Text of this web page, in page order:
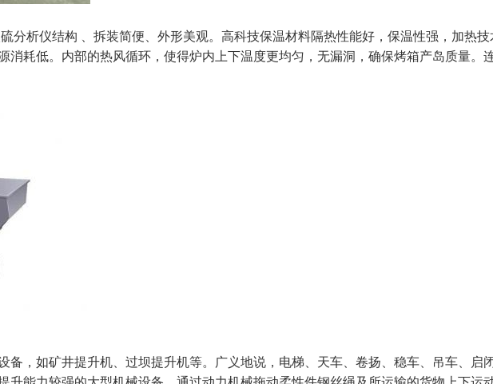
分析仪结构 、拆装简便、外形美观。高科技保温材料隔热性能好，保温性强，加热
消耗低。内部的热风循环，使得炉内上下温度更均匀，无漏洞，确保烤箱产岛质量。
备，如矿井提升机、过坝提升机等。广义地说，电梯、天车、卷扬、稳车、吊车、启